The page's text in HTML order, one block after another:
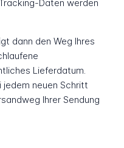
Daten werden
dann den Weg Ihres
Lieferdatum.
jedem neuen Schritt
Ihrer Sendung